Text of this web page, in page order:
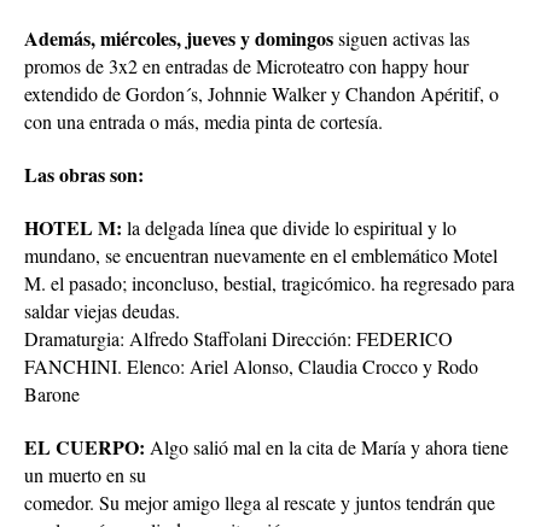
Además, miércoles, jueves y domingossiguen activas las
promos de 3x2 en entradas de Microteatro con happy hour
extendido de Gordon´s, Johnnie Walker y Chandon Apéritif, o
con una entrada o más, media pinta de cortesía.
Las obras son:
HOTEL M: la delgada línea que divide lo espiritual y lo
mundano, se encuentran nuevamente en el emblemático Motel
M. el pasado; inconcluso, bestial, tragicómico. ha regresado para
saldar viejas deudas.
Dramaturgia: Alfredo Staffolani Dirección: FEDERICO
FANCHINI. Elenco: Ariel Alonso, Claudia Crocco y Rodo
Barone
EL CUERPO: Algo salió mal en la cita de María y ahora tiene
un muerto en su
comedor. Su mejor amigo llega al rescate y juntos tendrán que